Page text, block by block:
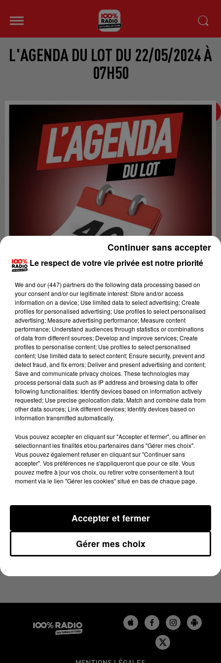
L'AGENDA DU LOT DU 22/05/2024 À
07H50
Lecture (1 min 14 sec)
100%
22 mai 2024 - 1 min 14 sec
L'AGENDA DU LOT DU 22/05/2024 À 07H50
Le respect de votre vie privée est notre priorité
We and our (447) partnersdo the following data processing based on
your consent and/or our legitimate interest: Store and/or access
information on a device; Use limited data to select advertising; Create
profiles for personalised advertising; Use profiles to select personalised
advertising; Measure advertising performance; Measure content
performance; Understand audiences through statistics or combinations
of data from different sources; Develop and improve services; Create
profiles to personalise content; Use profiles to select personalised
content; Use limited data to select content; Ensure security, prevent and
detect fraud, and fix errors; Deliver and present advertising and content;
Save and communicate privacy choices. These technologies may
process personal data such as IP address and browsing data to offer
following functionalities: Identify devices based on information actively
requested; Use precise geolocation data; Match and combine data from
other data sources; Link different devices; Identify devices based on
information transmitted automatically.
Vous pouvez accepter en cliquant sur "Accepter et fermer", ou affiner en
sélectionnant les finalités et/ou partenaires dans "Gérer mes choix".
Vous pouvez également refuser en cliquant sur "Continuer sans
accepter". Vos préférences ne s'appliqueront que pour ce site. Vous
pouvez mettre à jour vos choix, ou retirer votre consentement à tout
moment via le lien "Gérer les cookies" situé en bas de chaque page.
Gérer mes choix
Accepter et fermer
Continuer sans accepter